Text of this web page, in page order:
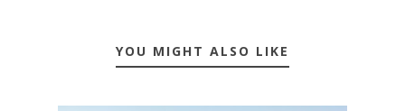
YOU MIGHT ALSO LIKE